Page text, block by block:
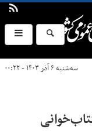
سه‌شنبه ۶ آذر ۱۴۰۳ - ۰۰:۲۲
کتاب‌خوانی